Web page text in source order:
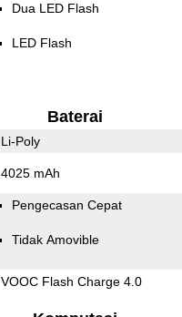
Dua LED Flash
LED Flash
Baterai
Li-Poly
4025 mAh
Pengecasan Cepat
Tidak Amovible
VOOC Flash Charge 4.0